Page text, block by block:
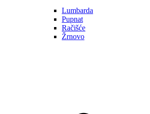
Lumbarda
Pupnat
Račišće
Žrnovo